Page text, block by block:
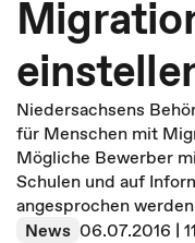
Niedersachsens
für Menschen mit
Mögliche Bewerber
Schulen und auf
angesprochen
News 06.07.2016 |